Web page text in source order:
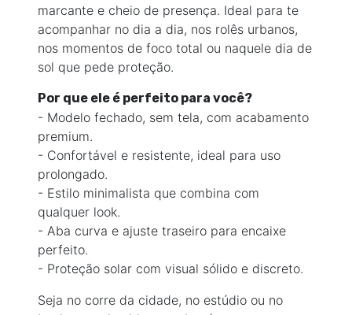
marcante e cheio de presença. Ideal para te
acompanhar no dia a dia, nos rolês urbanos,
nos momentos de foco total ou naquele dia de
sol que pede proteção.
Por que ele é perfeito para você?
- Modelo fechado, sem tela, com acabamento
premium.
- Confortável e resistente, ideal para uso
prolongado.
- Estilo minimalista que combina com
qualquer look.
- Aba curva e ajuste traseiro para encaixe
perfeito.
- Proteção solar com visual sólido e discreto.
Seja no corre da cidade, no estúdio ou no